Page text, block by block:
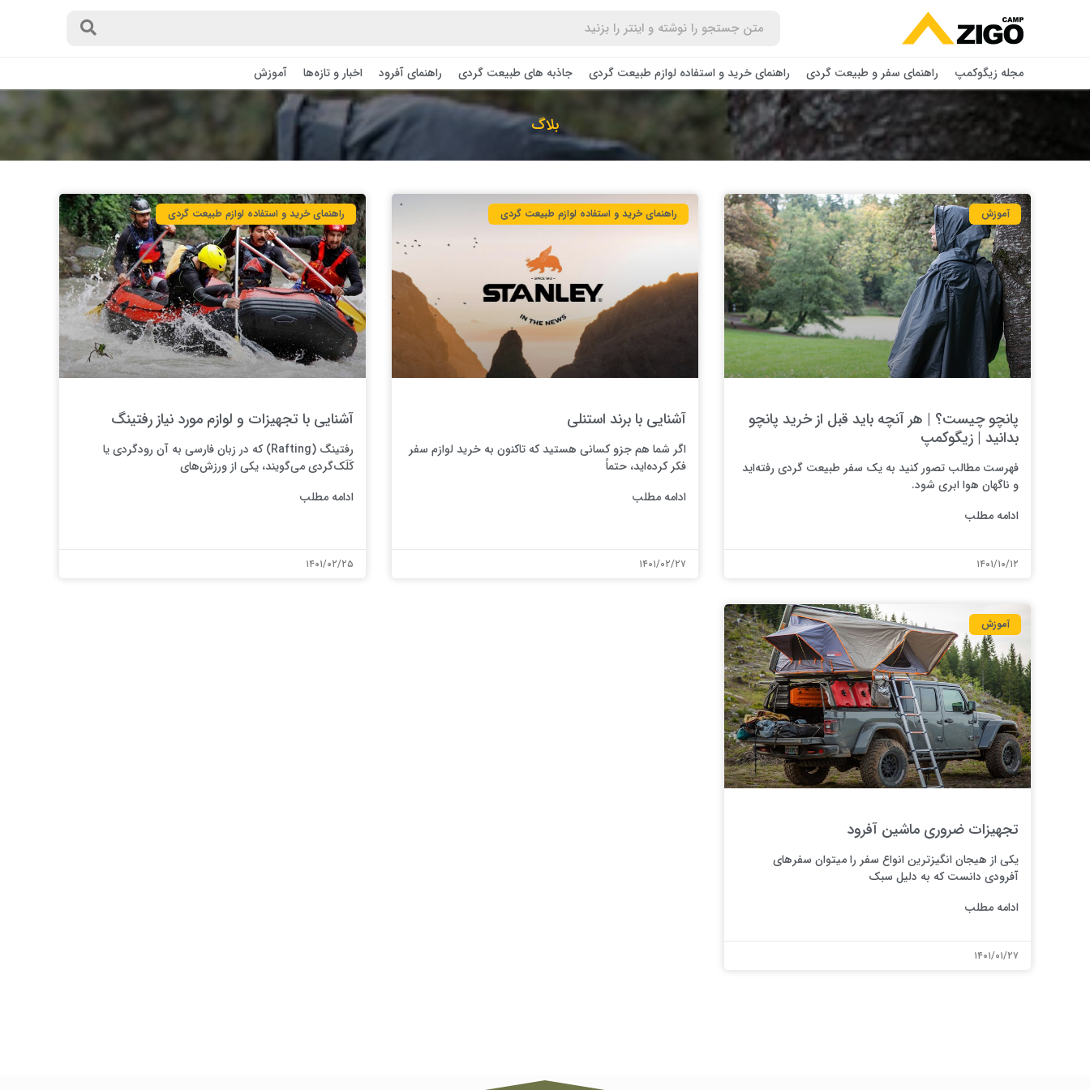
مجله زیگوکمپ راهنمای سفر و طبیعت گردی راهنمای خرید و استفاده لوازم طبیعت ‌گردی جاذبه های طبیعت گردی راهنمای آفرود اخبار و تازه‌ها آموزش
بلاگ
آموزش
پانچو چیست؟ | هر آنچه باید قبل از خرید پانچو
بدانید | زیگوکمپ
فهرست مطالب تصور کنید به یک سفر طبیعت گردی رفته‌اید
و ناگهان هوا ابری شود.
ادامه مطلب
۱۴۰۱/۱۰/۱۲
راهنمای خرید و استفاده لوازم طبیعت ‌گردی
آشنایی با برند استنلی
اگر شما هم جزو کسانی هستید که تاکنون به خرید لوازم سفر
فکر کرده‌اید، حتماً
ادامه مطلب
۱۴۰۱/۰۲/۲۷
راهنمای خرید و استفاده لوازم طبیعت ‌گردی
آشنایی با تجهیزات و لوازم مورد نیاز رفتینگ
رفتینگ (Rafting) که در زبان فارسی به آن رودگردی یا
کَلَک‌گردی می‌گویند، یکی از ورزش‌های
ادامه مطلب
۱۴۰۱/۰۲/۲۵
آموزش
تجهیزات ضروری ماشین آفرود
یکی از هیجان انگیزترین انواع سفر را میتوان سفرهای
آفرودی دانست که به دلیل سبک
ادامه مطلب
۱۴۰۱/۰۱/۲۷